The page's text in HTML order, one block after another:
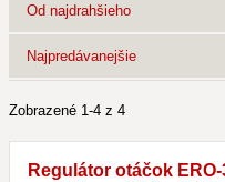
Od najdrahšieho
Najpredávanejšie
Zobrazené 1-4 z 4
Regulátor otáčok